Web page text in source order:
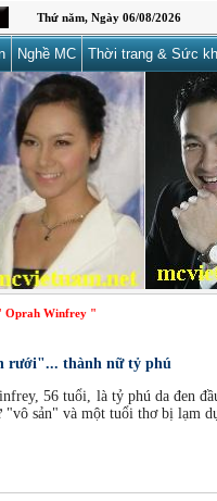
Thứ năm, Ngày 06/08/2026
Nghề MC Thời trang & Sức
Oprah Winfrey "
rưới"... thành nữ tỷ phú
56 tuổi, là tỷ phú da đen
"vô sản" và một tuổi thơ bị lạm